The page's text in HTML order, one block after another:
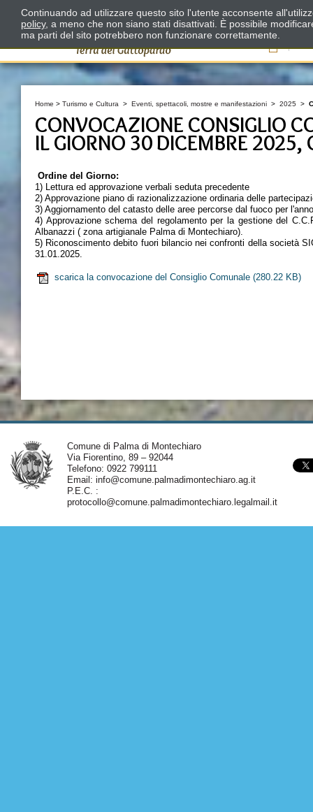
Il
Home > Turismo e Cultura > Eventi, spettacoli, mostre e manifestazioni > 2025 >
CONVOCAZIONE CONSIGLIO
IL GIORNO 30 DICEMBRE 2025,
Ordine del Giorno:
1) Lettura ed approvazione verbali seduta precedente
2) Approvazione piano di razionalizzazione ordinaria delle
3) Aggiornamento del catasto delle aree percorse dal fuoco per
4) Approvazione schema del regolamento per la gestione del
Albanazzi ( zona artigianale Palma di Montechiaro).
5) Riconoscimento debito fuori bilancio nei confronti della società
31.01.2025.
scarica la convocazione del Consiglio Comunale (280.22 KB)
Comune di Palma di Montechiaro
Via Fiorentino, 89 – 92044
Telefono: 0922 799111
Email: info@comune.palmadimontechiaro.ag.it
P.E.C. :
protocollo@comune.palmadimontechiaro.legalmail.it
Continuando ad utilizzare questo sito l'utente acconsente
policy, a meno che non siano stati disattivati. È possibile
ma parti del sito potrebbero non funzionare correttamente.